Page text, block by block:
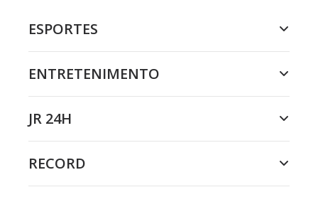
ESPORTES
ENTRETENIMENTO
JR 24H
RECORD